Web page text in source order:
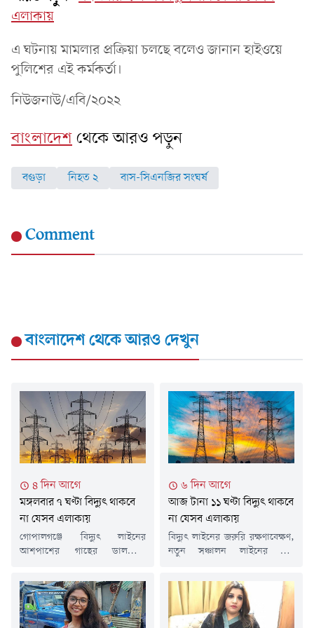
এলাকায়
এ ঘটনায় মামলার প্রক্রিয়া চলছে বলেও জানান হাইওয়ে
পুলিশের এই কর্মকর্তা।
নিউজনাউ/এবি/২০২২
বাংলাদেশথেকে আরও পড়ুন
বগুড়া নিহত ২ বাস-সিএনজির সংঘর্ষ
Comment
বাংলাদেশথেকে আরও দেখুন
৪ দিন আগে
মঙ্গলবার ৭ ঘণ্টা বিদ্যুৎ থাকবে
না যেসব এলাকায়
গোপালগঞ্জে বিদ্যুৎ লাইনের
আশপাশের গাছের ডালপালা
আগস্ট) কয়েকটি এলাকায় টানা সাত
ঘণ্টা বিদ্যুৎ সরবরাহ বন্ধ থাকবে। এ
তথ্য জানিয়েছে গোপালগঞ্জ বিদ্যুৎ
সরবরাহ কর্তৃপক্ষ (ওজোপাডিকো)।
৬ দিন আগে
আজ টানা ১১ ঘণ্টা বিদ্যুৎ থাকবে
না যেসব এলাকায়
বিদ্যুৎ লাইনের জরুরি রক্ষণাবেক্ষণ,
নতুন সঞ্চালন লাইনের তার
ডালপালা ছাঁটাইয়ের কাজের কারণে
আজ শনিবার (১ আগস্ট) দেশের
কয়েকটি এলাকায় নির্দিষ্ট সময়ের
জন্য বিদ্যুৎ সরবরাহ বন্ধ থাকবে। এ